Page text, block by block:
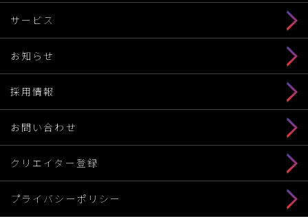
サービス
お知らせ
採用情報
お問い合わせ
クリエイター登録
プライバシーポリシー